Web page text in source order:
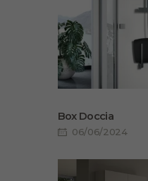
Box Doccia
06/06/2024